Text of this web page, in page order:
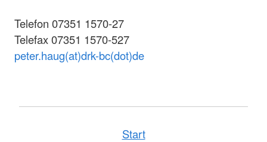
Telefon 07351 1570-27
Telefax 07351 1570-527
peter.haug(at)drk-bc(dot)de
Start